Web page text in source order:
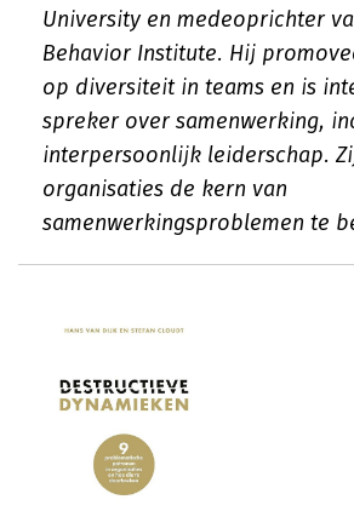
University en medeoprichter
Behavior Institute. Hij
op diversiteit in teams en is
spreker over samenwerking,
interpersoonlijk leiderschap.
organisaties de kern van
samenwerkingsproblemen te